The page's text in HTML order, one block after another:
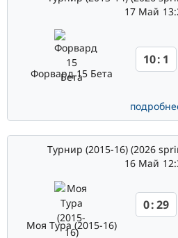
17 Май
Форвард 15 Бета
10: 1
Турнир (2015-16) (2026
16 Май
Моя Тура (2015-16)
0:29